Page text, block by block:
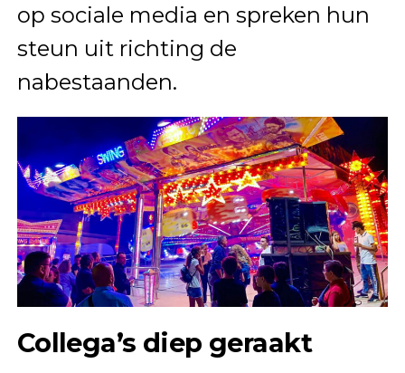
op sociale media en spreken hun
steun uit richting de
nabestaanden.
Collega’s diep geraakt